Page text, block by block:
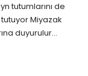
tutumlarını de
Miyazak
duyurulur...